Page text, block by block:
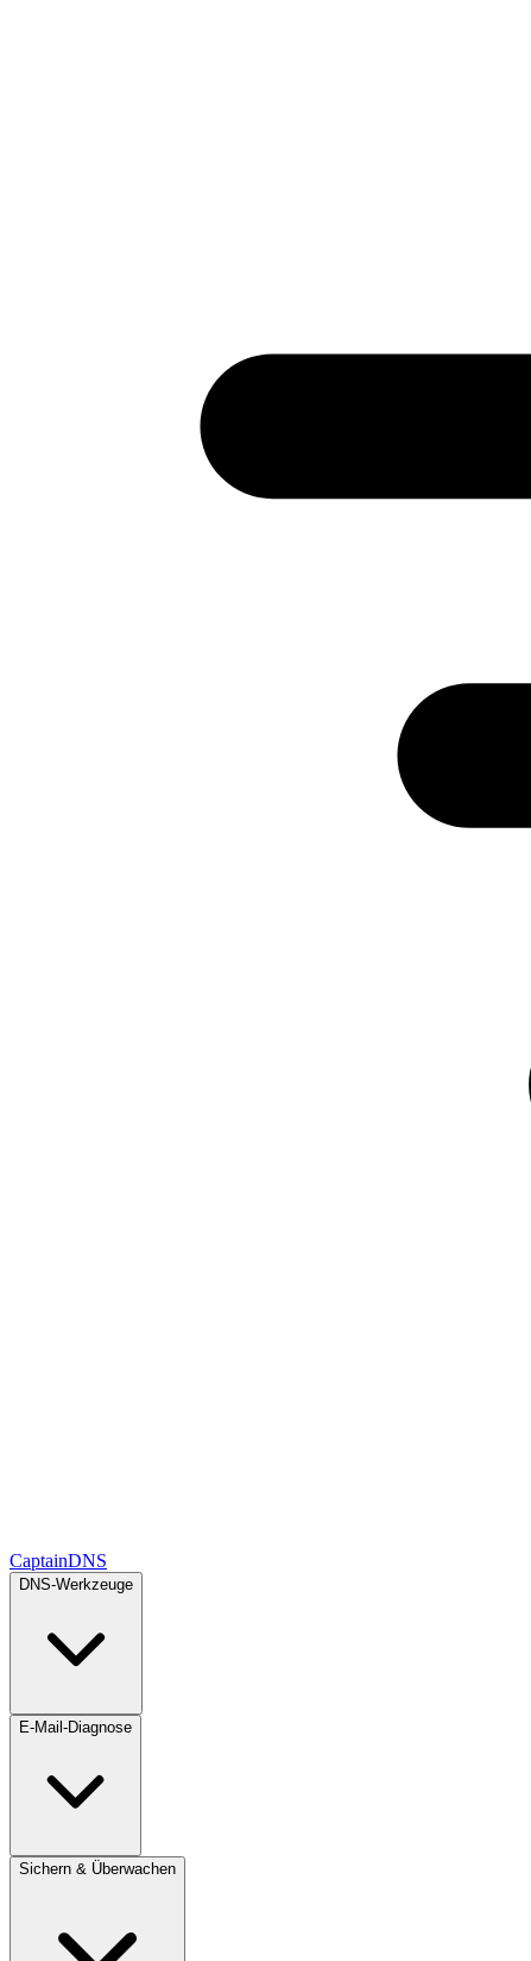
CaptainDNS
DNS-Werkzeuge
E-Mail-Diagnose
Sichern & Überwachen